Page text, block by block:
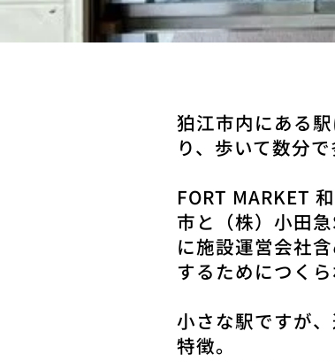
狛江市内にある
り、歩いて数分
FORT MARKET
市と（株）⼩⽥
に施設運営会社
するためにつく
小さな駅ですが
特徴。